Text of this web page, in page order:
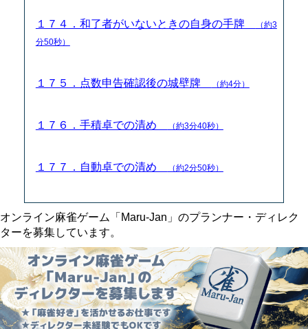
１７４．和了者がいないときの自身の手牌
（約3
分50秒）
１７５．点数申告確認後の城壁牌 （約4分）
１７６．手積卓での清め （約3分40秒）
１７７．自動卓での清め （約2分50秒）
オンライン麻雀ゲーム「Maru-Jan」のプランナー・ディレク
ターを募集しています。